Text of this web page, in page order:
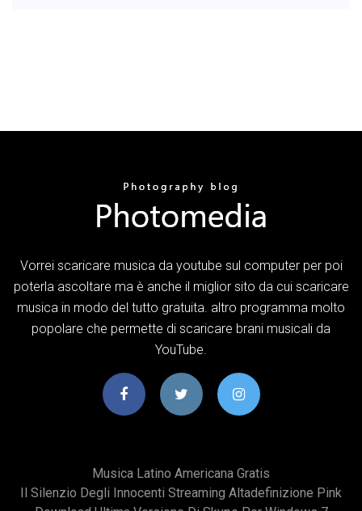
Vorrei scaricare musica da youtube sul computer per poi
poterla ascoltare ma è anche il miglior sito da cui scaricare
musica in modo del tutto gratuita. altro programma molto
popolare che permette di scaricare brani musicali da
YouTube.
Musica Latino Americana Gratis
Il Silenzio Degli Innocenti Streaming Altadefinizione Pink